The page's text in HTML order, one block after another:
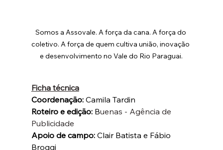
Somos a Assovale. A força da cana. A força do
coletivo. A força de quem cultiva união, inovação
e desenvolvimento no Vale do Rio Paraguai.
Ficha técnica
Coordenação: Camila Tardin
Roteiro e edição: Buenas - Agência de
Publicidade
Apoio de campo: Clair Batista e Fábio
Broggi